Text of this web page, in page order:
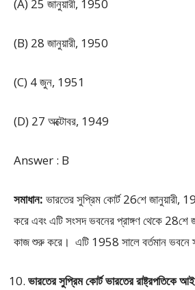
(A) 25 জানুয়ারী, 1950
(B) 28 জানুয়ারী, 1950
(C) 4 জুন, 1951
(D) 27 অক্টোবর, 1949
Answer : B
সমাধান: ভারতের সুপ্রিম কোর্ট 26শে জানুয়ারী,
করে এবং এটি সংসদ ভবনের প্রাঙ্গণ থেকে 28শে
কাজ শুরু করে। এটি 1958 সালে বর্তমান ভবনে
ভারতের সুপ্রিম কোর্ট ভারতের রাষ্ট্রপতিকে